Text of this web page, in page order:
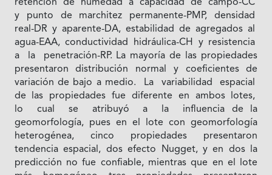
retención de humedad a capacidad de campo-CC
y punto de marchitez permanente-PMP, densidad
real-DR y aparente-DA, estabilidad de agregados al
agua-EAA, conductividad hidráulica-CH y resistencia
a la penetración-RP. La mayoría de las propiedades
presentaron distribución normal y coeficientes de
variación de bajo a medio. La variabilidad espacial
de las propiedades fue diferente en ambos lotes,
lo cual se atribuyó a la influencia de la
geomorfología, pues en el lote con geomorfología
heterogénea, cinco propiedades presentaron
tendencia espacial, dos efecto Nugget, y en dos la
predicción no fue confiable, mientras que en el lote